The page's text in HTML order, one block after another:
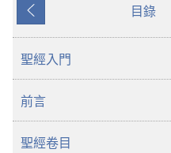
物
經
界
上
一
頁
目錄
聖經入門
前言
聖經卷目